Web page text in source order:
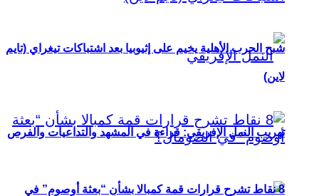
تهريب النمل الإفريقي: قراءة في المشهد والتداعيات والفرص
شبح الحرب الأهلية يخيم على إثيوبيا بعد اشتباكات تيغراي (تايم
لاين)
8 نقاط تشرح قرارات قمة كمبالا بشأن “بعثة أوصوم” في